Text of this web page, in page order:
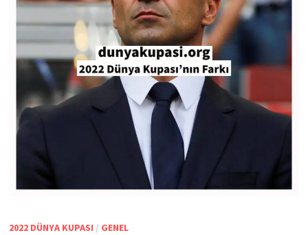
2022 DÜNYA KUPASI / GENEL